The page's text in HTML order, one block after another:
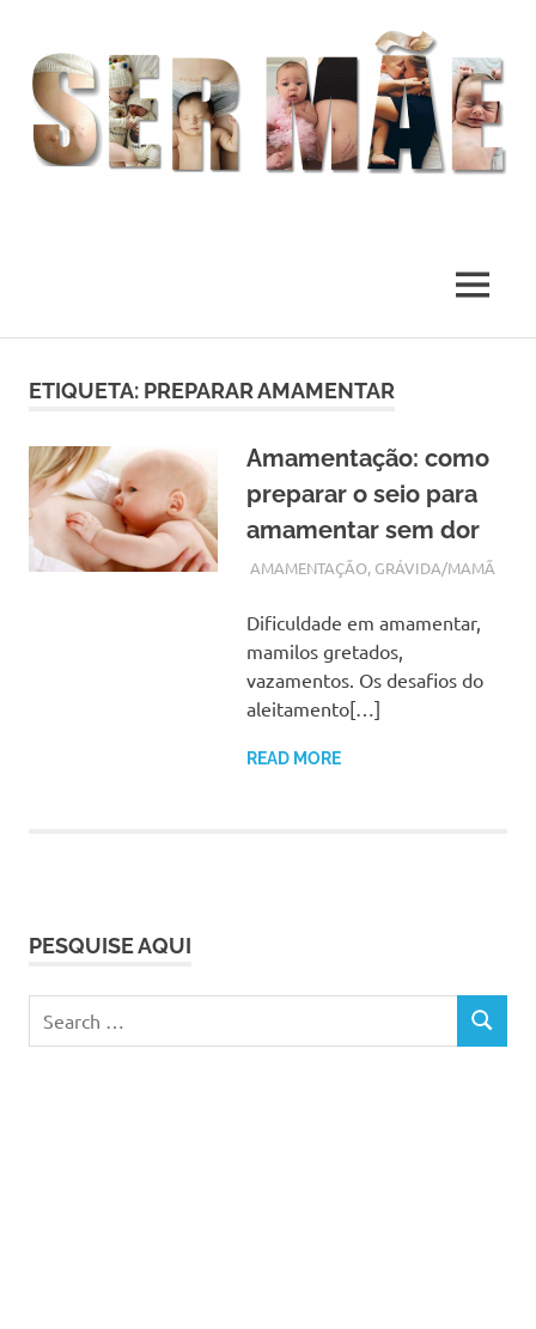
MENU
ETIQUETA: PREPARAR AMAMENTAR
Amamentação: como
preparar o seio para
amamentar sem dor
NOVEMBRO 1, 2017
ADMIN
AMAMENTAÇÃO, GRÁVIDA/MAMÃ
Dificuldade em amamentar,
mamilos gretados,
vazamentos. Os desafios do
aleitamento[…]
READ MORE
PESQUISE AQUI
for:
SEARCH